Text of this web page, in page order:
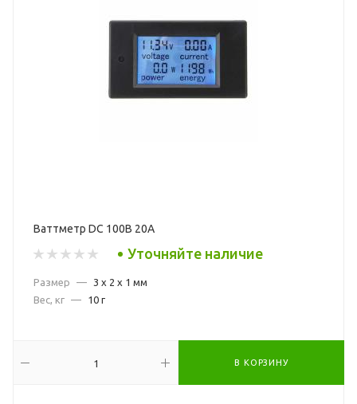
Ваттметр DC 100В 20А
Уточняйте наличие
Размер —
3 x 2 x 1 мм
Вес, кг — 10 г
В КОРЗИНУ